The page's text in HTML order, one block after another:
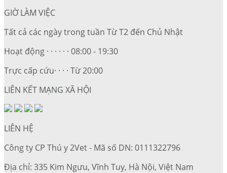
GIỜ LÀM VIỆC
Tất cả các ngày trong tuần Từ T2 đến Chủ Nhật
Hoạt động · · · · · · 08:00 - 19:30
Trực cấp cứu· · · · Từ 20:00
LIÊN KẾT MẠNG XÃ HỘI
LIÊN HỆ
Công ty CP Thú y 2Vet - Mã số DN: 0111322796
Địa chỉ: 335 Kim Ngưu, Vĩnh Tuy, Hà Nội, Việt Nam